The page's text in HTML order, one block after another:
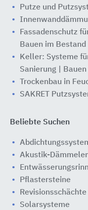
Putze und
Fassadenschutz
Bauen im Bestand
Keller: Systeme
Sanierung |
Trockenbau in
SAKRET
Beliebte Suchen
Akustik-
Pflastersteine
Revisionsschächte
Solarsysteme